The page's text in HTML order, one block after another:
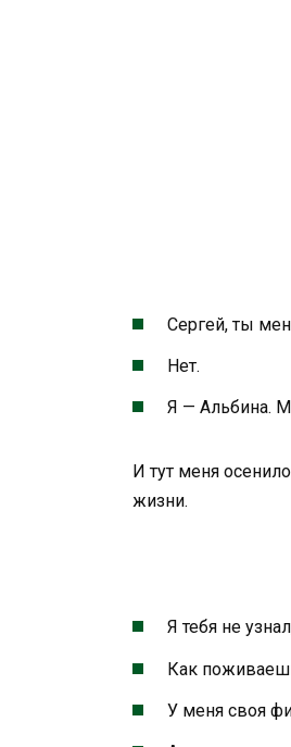
Сергей, ты
Нет.
Я — Альбина.
И тут меня
жизни.
Я тебя не
Как
У меня своя